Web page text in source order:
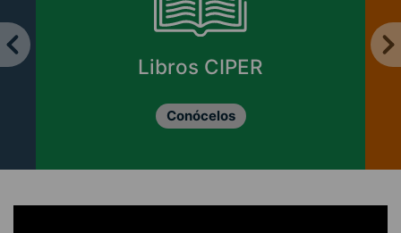
Libros CIPER
Conócelos